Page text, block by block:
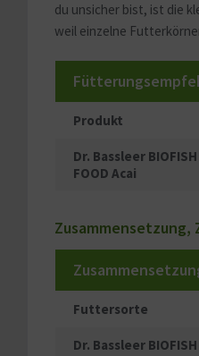
du unsicher bist, ist die
weil einzelne
Produkt
Dr. Bassleer BIOFISH
FOOD Acai
Futtersorte
Dr. Bassleer